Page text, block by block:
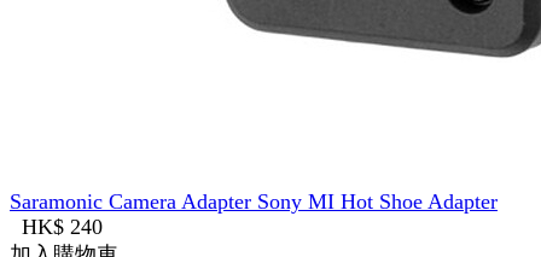
Saramonic Camera Adapter Sony MI Hot Shoe Adapter
HK$ 240